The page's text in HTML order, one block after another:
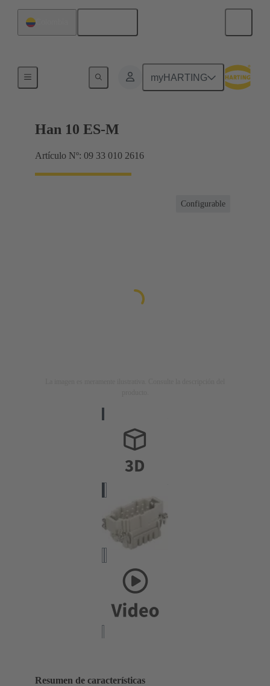
myHARTING
Corrientes hasta 16 A
Han 10 ES-M
Artículo Nº: 09 33 010 2616
Configurable
Resumen de características